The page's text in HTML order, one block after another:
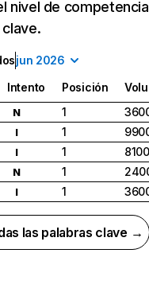
nivel de
jun 2026
Intento Posición
N 1
I 1
I 1
8100
N 1
I 1
las palabras clave →